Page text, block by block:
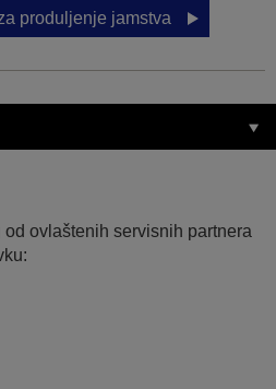
produljenje jamstva
ovlaštenih servisnih partnera